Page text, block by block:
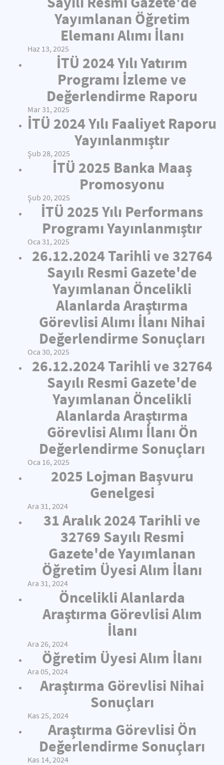
Yayımlanan Öğretim
Elemanı Alımı İlanı
Haz 13, 2025
İTÜ 2024 Yılı Yatırım
Programı İzleme ve
Değerlendirme Raporu
Mar 31, 2025
İTÜ 2024 Yılı Faaliyet Raporu
Yayınlanmıştır
Şub 28, 2025
İTÜ 2025 Banka Maaş
Promosyonu
Şub 20, 2025
İTÜ 2025 Yılı Performans
Programı Yayınlanmıştır
Oca 31, 2025
26.12.2024 Tarihli ve 32764
Sayılı Resmi Gazete'de
Yayımlanan Öncelikli
Alanlarda Araştırma
Görevlisi Alımı İlanı Nihai
Değerlendirme Sonuçları
Oca 30, 2025
26.12.2024 Tarihli ve 32764
Sayılı Resmi Gazete'de
Yayımlanan Öncelikli
Alanlarda Araştırma
Görevlisi Alımı İlanı Ön
Değerlendirme Sonuçları
Oca 16, 2025
2025 Lojman Başvuru
Genelgesi
Ara 31, 2024
31 Aralık 2024 Tarihli ve
32769 Sayılı Resmi
Gazete'de Yayımlanan
Öğretim Üyesi Alım İlanı
Ara 31, 2024
Öncelikli Alanlarda
Araştırma Görevlisi Alım
İlanı
Ara 26, 2024
Öğretim Üyesi Alım İlanı
Ara 05, 2024
Araştırma Görevlisi Nihai
Sonuçları
Kas 25, 2024
Araştırma Görevlisi Ön
Değerlendirme Sonuçları
Kas 14, 2024